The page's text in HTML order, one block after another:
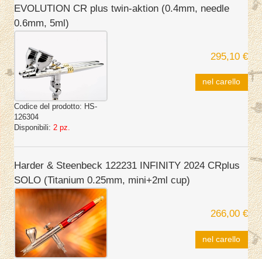
EVOLUTION CR plus twin-aktion (0.4mm, needle
0.6mm, 5ml)
Codice del prodotto: HS-
126304
Disponibili: 2 pz.
295,10 €
nel carello
Harder & Steenbeck 122231 INFINITY 2024 CRplus
SOLO (Titanium 0.25mm, mini+2ml cup)
266,00 €
nel carello